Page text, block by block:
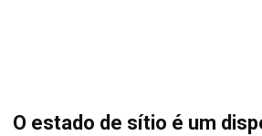
O estado de sítio é um